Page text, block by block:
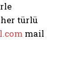
türlü
mail